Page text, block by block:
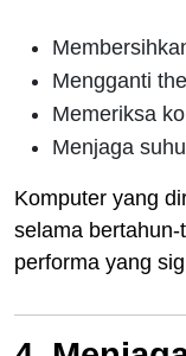
Mengganti
Memeriksa
Menjaga
Komputer yang
selama
performa yang